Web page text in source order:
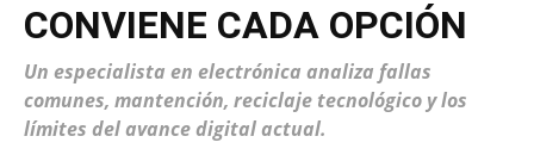
CONVIENE CADA OPCIÓN
Un especialista en electrónica analiza fallas
comunes, mantención, reciclaje tecnológico y los
límites del avance digital actual.